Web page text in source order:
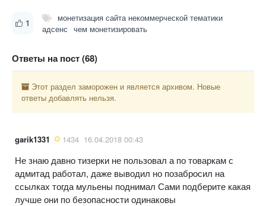
1
монетизация сайта некоммерческой тематики
адсенс чем монетизировать
Ответы на пост (68)
Этот раздел заморожен и является архивом. Новые
ответы добавлять нельзя.
garik1331 1434 16.04.2018 00:43
Не знаю давно тизерки не пользовал а по товаркам с
адмитад работал, даже выводил но позабросил на
ссылках тогда мульены поднимал Сами подберите какая
лучше они по безопасности одинаковы